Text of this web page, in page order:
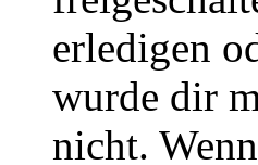
erledigen
wurde dir
nicht.